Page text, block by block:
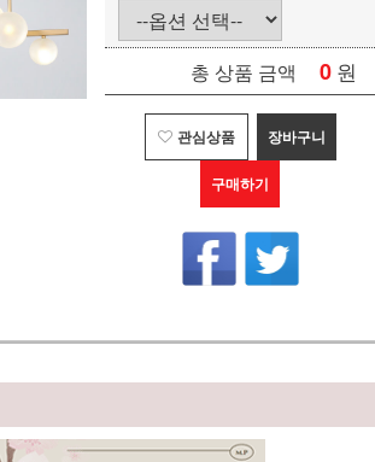
총 상품 금액 0 원
관심상품 장바구니
구매하기